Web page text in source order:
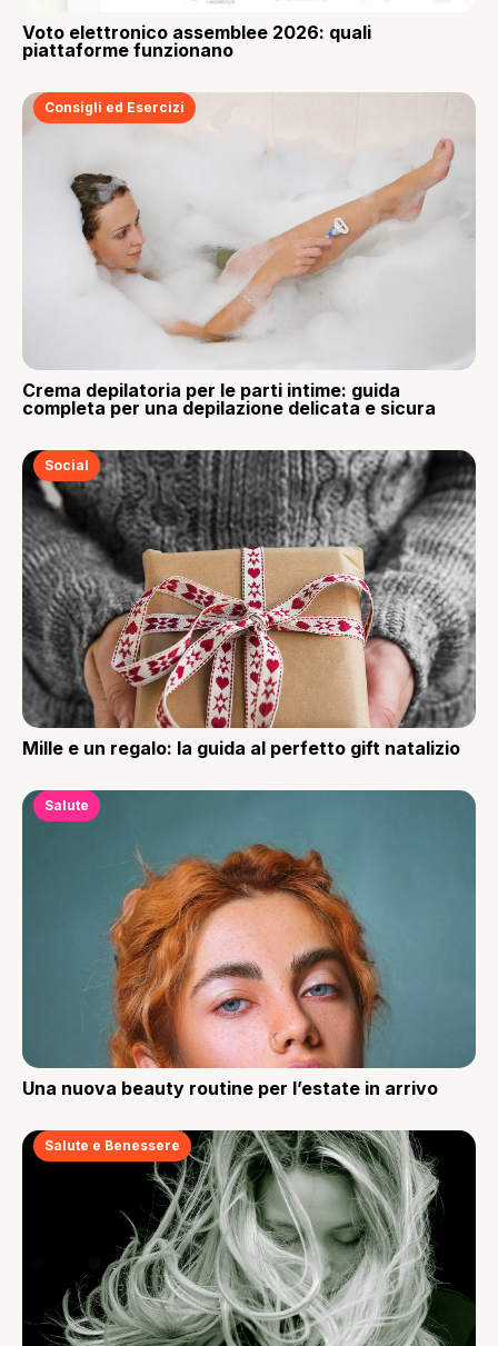
Voto elettronico assemblee 2026: quali
piattaforme funzionano
Consigli ed Esercizi
Crema depilatoria per le parti intime: guida
completa per una depilazione delicata e sicura
Social
Mille e un regalo: la guida al perfetto gift natalizio
Salute
Una nuova beauty routine per l’estate in arrivo
Salute e Benessere